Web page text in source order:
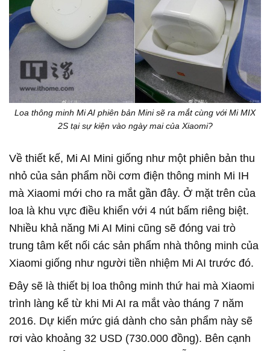
Loa thông minh Mi AI phiên bản Mini sẽ ra mắt cùng với Mi MIX
2S tại sự kiện vào ngày mai của Xiaomi?
Về thiết kế, Mi AI Mini giống như một phiên bản thu
nhỏ của sản phẩm nồi cơm điện thông minh Mi IH
mà Xiaomi mới cho ra mắt gần đây. Ở mặt trên của
loa là khu vực điều khiển với 4 nút bấm riêng biệt.
Nhiều khả năng Mi AI Mini cũng sẽ đóng vai trò
trung tâm kết nối các sản phẩm nhà thông minh của
Xiaomi giống như người tiền nhiệm Mi AI trước đó.
Đây sẽ là thiết bị loa thông minh thứ hai mà Xiaomi
trình làng kể từ khi Mi AI ra mắt vào tháng 7 năm
2016. Dự kiến mức giá dành cho sản phẩm này sẽ
rơi vào khoảng 32 USD (730.000 đồng). Bên cạnh